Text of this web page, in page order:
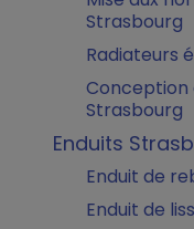
Strasbourg
Radiateurs
Conception
Strasbourg
Enduits
Enduit de
Enduit de